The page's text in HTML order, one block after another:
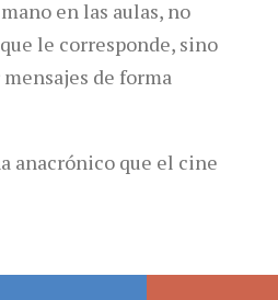
en las aulas, no
le corresponde, sino
de forma
anacrónico que el cine